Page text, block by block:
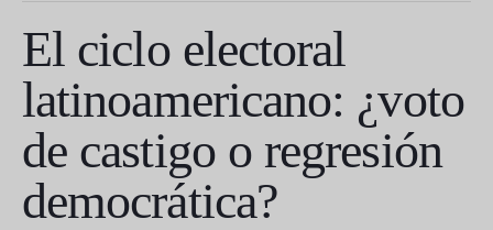
El ciclo electoral
latinoamericano: ¿voto
de castigo o regresión
democrática?